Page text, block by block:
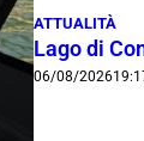
ATTUALITÀ
Lago di
06/08/2026